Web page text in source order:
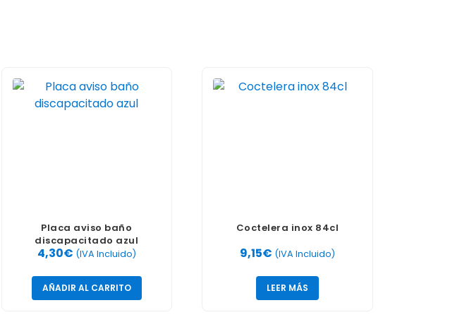
Placa aviso baño
discapacitado azul
4,30€ (IVA Incluido)
AÑADIR AL CARRITO
Coctelera inox 84cl
9,15€ (IVA Incluido)
LEER MÁS